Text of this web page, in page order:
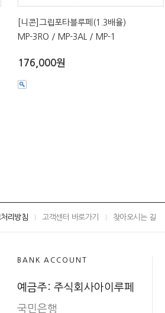
[니콘]그립포타블루페(1.3배율)
MP-3RO / MP-3AL / MP-1
176,000원
리방침 고객센터 바로가기 찾아오시는 길
BANK ACCOUNT
예금주: 주식회사아이루페
국민은행